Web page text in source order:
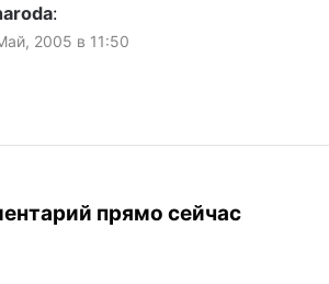
:
2005 в 11:50
прямо сейчас